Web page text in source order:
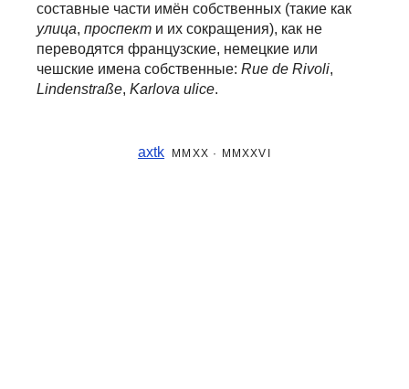
составные части имён собственных (такие как
улица, проспект и их сокращения), как не
переводятся французские, немецкие или
чешские имена собственные: Rue de Rivoli,
Lindenstraße, Karlova ulice.
axtk MMXX · MMXXVI